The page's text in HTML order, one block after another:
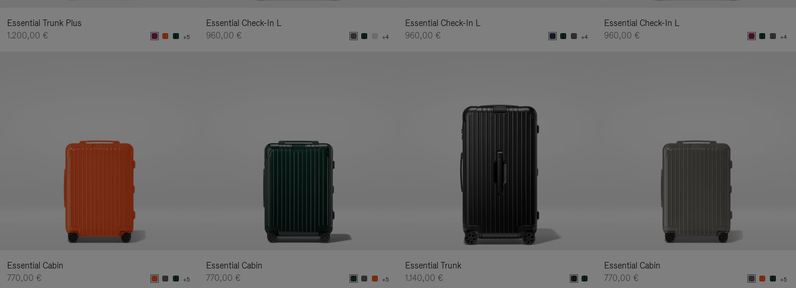
Essential Trunk Plus
1.200,00 €
+5
Essential Check-In L
960,00 €
+4
Essential Check-In L
960,00 €
+4
Essential Check-In L
960,00 €
+4
Essential Cabin
770,00 €
+5
Essential Cabin
770,00 €
+5
Essential Trunk
1.140,00 €
Essential Cabin
770,00 €
+5